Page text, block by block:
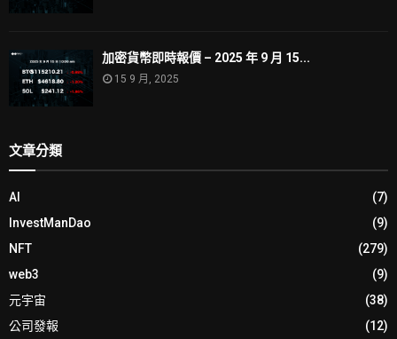
加密貨幣即時報價 – 2025 年 9 月 15...
15 9 月, 2025
文章分類
AI
(7)
InvestManDao
(9)
NFT
(279)
web3
(9)
元宇宙
(38)
公司發報
(12)